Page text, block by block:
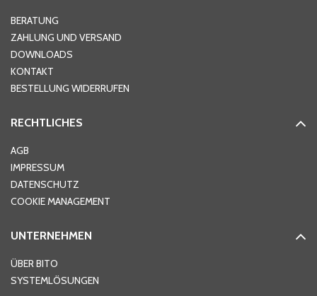
Hausnummer
Ort*
Telefon
BERATUNG
ZAHLUNG UND VERSAND
DOWNLOADS
KONTAKT
BESTELLUNG WIDERRUFEN
RECHTLICHES
AGB
IMPRESSUM
DATENSCHUTZ
COOKIE MANAGEMENT
UNTERNEHMEN
ÜBER BITO
SYSTEMLÖSUNGEN